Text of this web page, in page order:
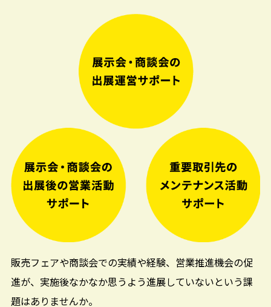
販売フェアや商談会での実績や経験、営業推進機会の促
進が、実施後なかなか思うよう進展していないという課
題はありませんか。